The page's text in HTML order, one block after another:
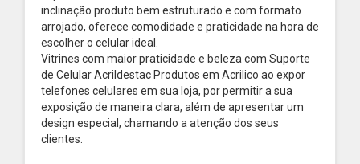
inclinação produto bem estruturado e com formato
arrojado, oferece comodidade e praticidade na hora de
escolher o celular ideal.
Vitrines com maior praticidade e beleza com Suporte
de Celular Acrildestac Produtos em Acrilico ao expor
telefones celulares em sua loja, por permitir a sua
exposição de maneira clara, além de apresentar um
design especial, chamando a atenção dos seus
clientes.